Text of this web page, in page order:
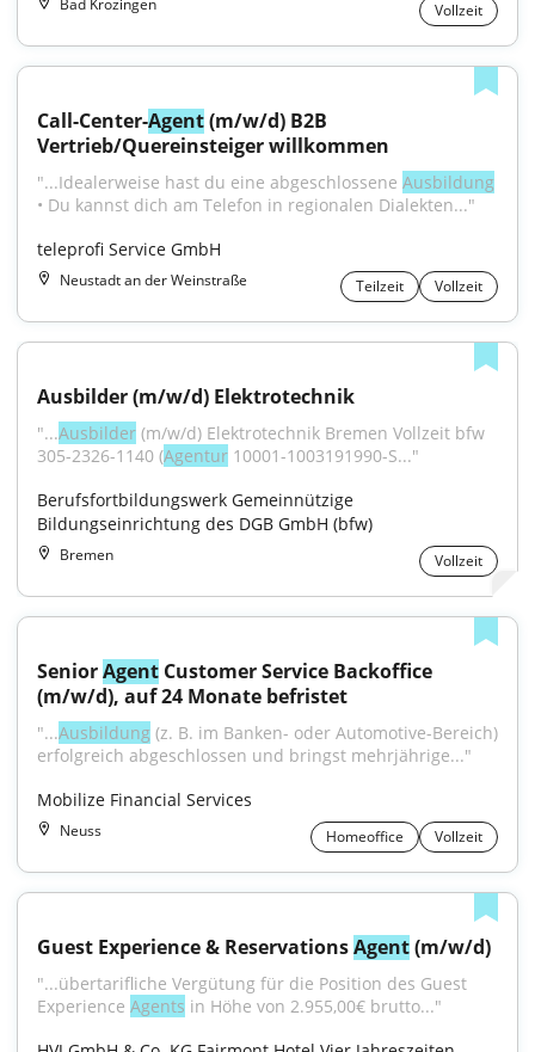
Bad Krozingen Vollzeit
Call-Center-Agent (m/w/d) B2B
Vertrieb/Quereinsteiger willkommen
"...Idealerweise hast du eine abgeschlossene Ausbildung
• Du kannst dich am Telefon in regionalen Dialekten..."
teleprofi Service GmbH
Neustadt an der Weinstraße Teilzeit Vollzeit
Ausbilder (m/w/d) Elektrotechnik
"...Ausbilder (m/w/d) Elektrotechnik Bremen Vollzeit bfw
305-2326-1140 (Agentur 10001-1003191990-S..."
Berufsfortbildungswerk Gemeinnützige
Bildungseinrichtung des DGB GmbH (bfw)
Bremen Vollzeit
Senior Agent Customer Service Backoffice
(m/w/d), auf 24 Monate befristet
"...Ausbildung (z. B. im Banken- oder Automotive-Bereich)
erfolgreich abgeschlossen und bringst mehrjährige..."
Mobilize Financial Services
Neuss Homeoffice Vollzeit
Guest Experience & Reservations Agent (m/w/d)
"...übertarifliche Vergütung für die Position des Guest
Experience Agents in Höhe von 2.955,00€ brutto..."